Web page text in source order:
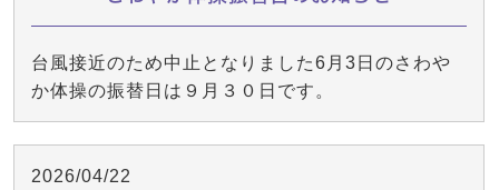
台風接近のため中止となりました6月3日のさわや
か体操の振替日は９月３０日です。
2026/04/22